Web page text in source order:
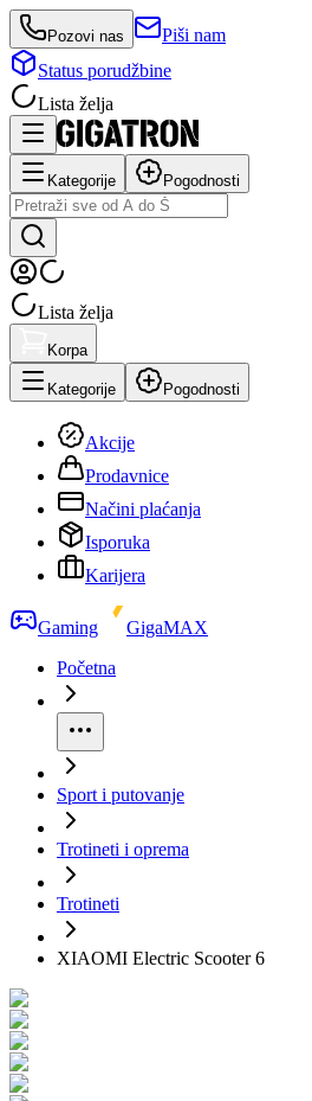
Pozovi nas
Piši nam
Status porudžbine
Lista želja
Kategorije Pogodnosti
Lista želja
Korpa
Kategorije Pogodnosti
Akcije
Prodavnice
Načini plaćanja
Isporuka
Karijera
Gaming
GigaMAX
Početna
Sport i putovanje
Trotineti i oprema
Trotineti
XIAOMI Electric Scooter 6